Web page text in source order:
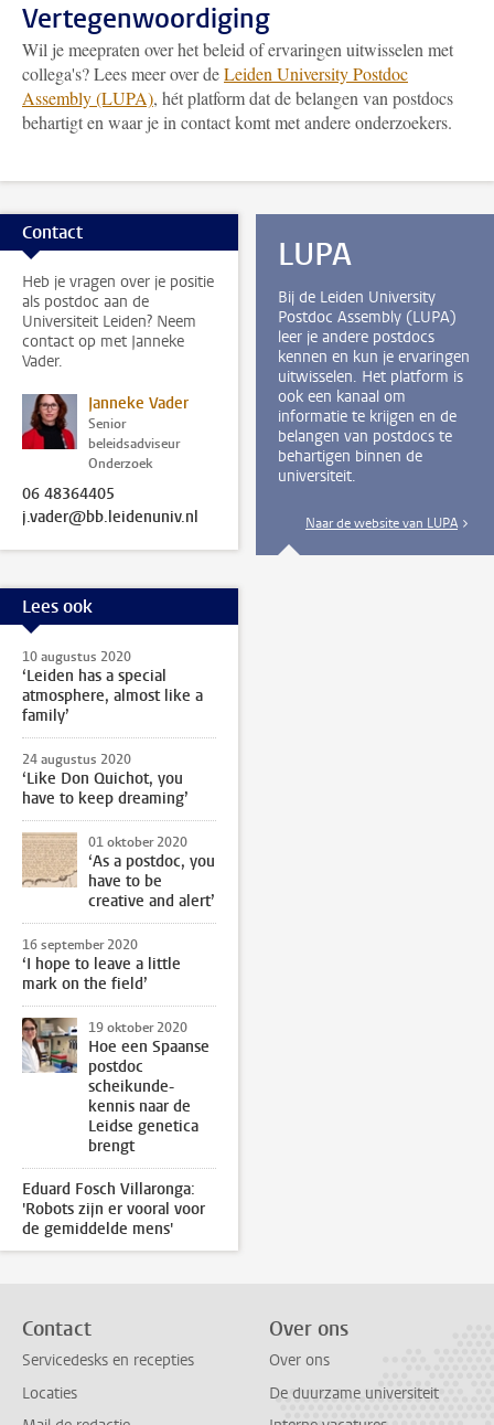
Vertegenwoordiging
Wil je meepraten over het beleid of ervaringen uitwisselen met
collega's? Lees meer over deLeiden University Postdoc
Assembly (LUPA), hét platform dat de belangen van postdocs
behartigt en waar je in contact komt met andere onderzoekers.
Contact
Heb je vragen over je positie
als postdoc aan de
Universiteit Leiden? Neem
contact op met Janneke
Vader.
Janneke Vader
Senior
beleidsadviseur
Onderzoek
06 48364405
j.vader@bb.leidenuniv.nl
LUPA
Bij de Leiden University
Postdoc Assembly (LUPA)
leer je andere postdocs
kennen en kun je ervaringen
uitwisselen. Het platform is
ook een kanaal om
informatie te krijgen en de
belangen van postdocs te
behartigen binnen de
universiteit.
Naar de website van LUPA
Lees ook
10 augustus 2020
‘Leiden has a special
atmosphere, almost like a
family’
24 augustus 2020
‘Like Don Quichot, you
have to keep dreaming’
01 oktober 2020
‘As a postdoc, you
have to be
creative and alert’
16 september 2020
‘I hope to leave a little
mark on the field’
19 oktober 2020
Hoe een Spaanse
postdoc
scheikunde-
kennis naar de
Leidse genetica
brengt
Eduard Fosch Villaronga:
'Robots zijn er vooral voor
de gemiddelde mens'
Contact
Servicedesks en recepties
Locaties
Over ons
Over ons
De duurzame universiteit